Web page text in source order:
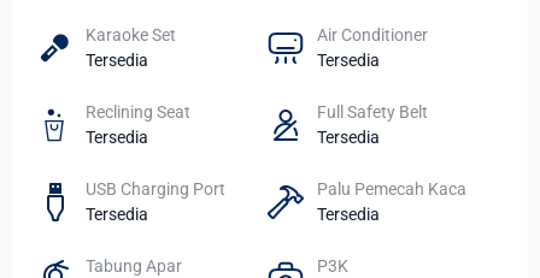
Karaoke Set
Tersedia
Air Conditioner
Tersedia
Reclining Seat
Tersedia
Full Safety Belt
Tersedia
USB Charging Port
Tersedia
Palu Pemecah Kaca
Tersedia
Tabung Apar
P3K